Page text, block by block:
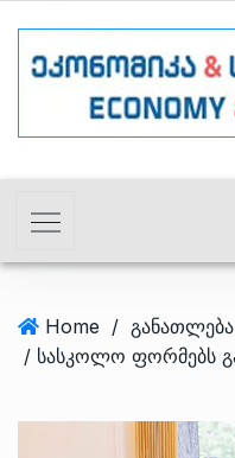
Home / განათლება